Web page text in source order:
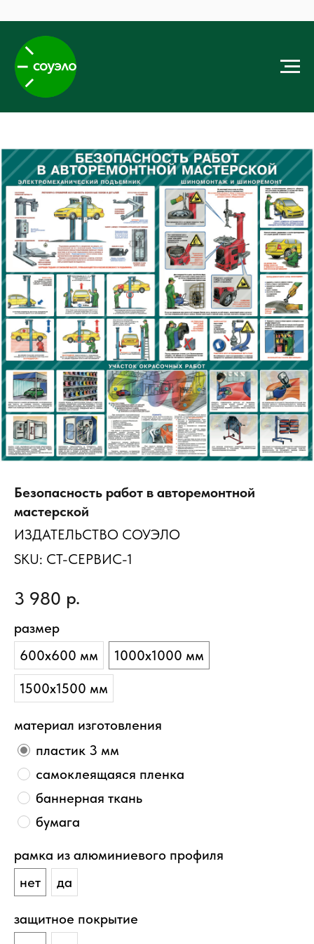
Безопасность работ в авторемонтной
мастерской
ИЗДАТЕЛЬСТВО СОУЭЛО
SKU: СТ-СЕРВИС-1
3 980 р.
размер
600х600 мм
1000х1000 мм
1500х1500 мм
материал изготовления
пластик 3 мм
самоклеящаяся пленка
баннерная ткань
бумага
рамка из алюминиевого профиля
нет
да
защитное покрытие